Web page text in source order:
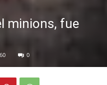
minions, fue
0